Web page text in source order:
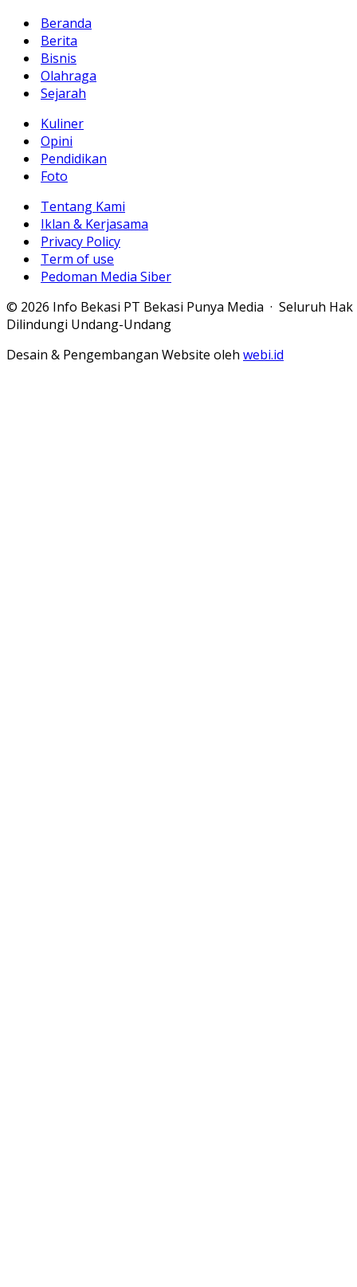
Beranda
Berita
Bisnis
Olahraga
Sejarah
Kuliner
Opini
Pendidikan
Foto
Tentang Kami
Iklan & Kerjasama
Privacy Policy
Term of use
Pedoman Media Siber
© 2026 Info Bekasi PT Bekasi Punya Media · Seluruh Hak
Dilindungi Undang-Undang
Desain & Pengembangan Website oleh webi.id